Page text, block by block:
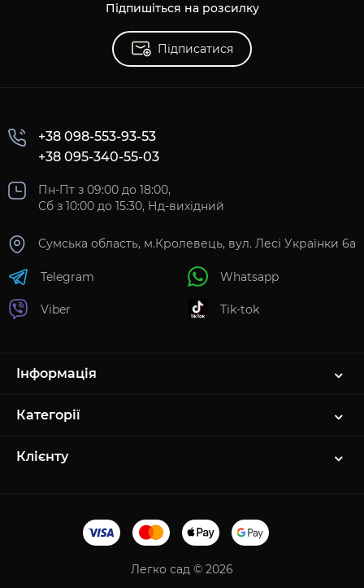
Підпишіться на розсилку
Підписатися
+38 098-553-93-53
+38 095-340-55-03
Пн-Пт з 09:00 до 18:00,
Сб з 10:00 до 15:30, Нд-вихідний
Сумська область, м.Кролевець, вул. Лесі Українки 6а
Telegram
Viber
Whatsapp
Tik-tok
Інформація
Категорії
Клієнту
Легко сад © 2026